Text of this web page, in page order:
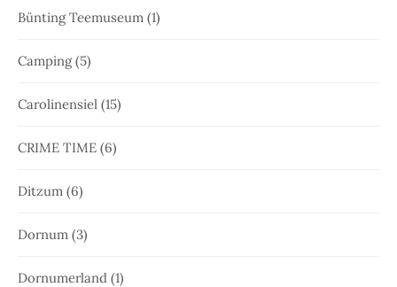
Bünting Teemuseum (1)
Camping(5)
Carolinensiel (15)
CRIME TIME (6)
Ditzum (6)
Dornum (3)
Dornumerland (1)